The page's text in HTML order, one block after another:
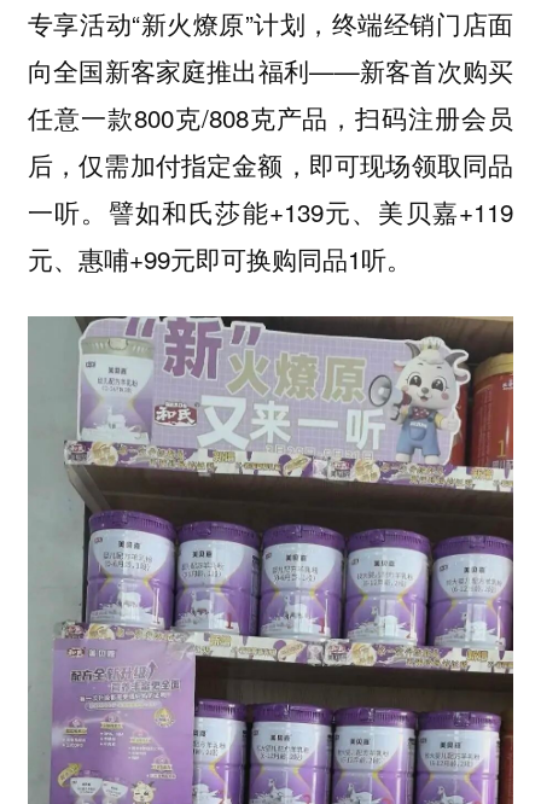
专享活动“新火燎原”计划，终端经销门店面
向全国新客家庭推出福利——新客首次购买
任意一款800克/808克产品，扫码注册会员
后，仅需加付指定金额，即可现场领取同品
一听。譬如和氏莎能+139元、美贝嘉+119
元、惠哺+99元即可换购同品1听。